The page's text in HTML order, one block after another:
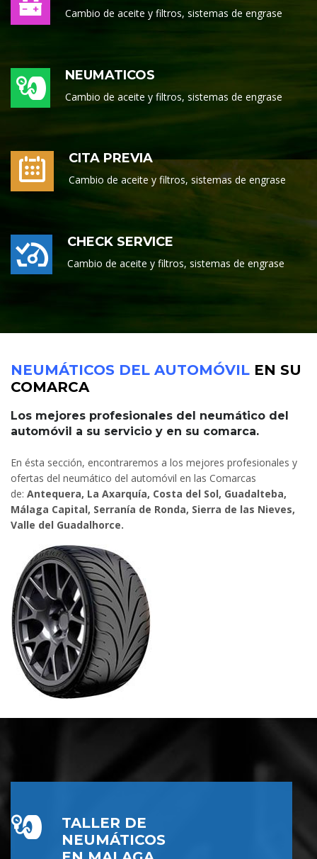
Cambio de aceite y filtros, sistemas de engrase
NEUMATICOS
Cambio de aceite y filtros, sistemas de engrase
CITA PREVIA
Cambio de aceite y filtros, sistemas de engrase
CHECK SERVICE
Cambio de aceite y filtros, sistemas de engrase
NEUMÁTICOS DEL AUTOMÓVIL EN SU
COMARCA
Los mejores profesionales del neumático del
automóvil a su servicio y en su comarca.
En ésta sección, encontraremos a los mejores profesionales y
ofertas del neumático del automóvil en las Comarcas
de: Antequera, La Axarquía, Costa del Sol, Guadalteba,
Málaga Capital, Serranía de Ronda, Sierra de las Nieves,
Valle del Guadalhorce.
TALLER DE
NEUMÁTICOS